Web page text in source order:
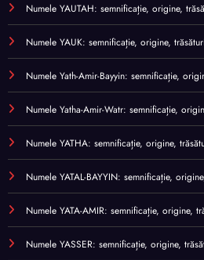
Numele YAUTAH: semnificație, origine,
Numele YAUK: semnificație, origine,
Numele Yath-Amir-Bayyin: semnificație,
Numele Yatha-Amir-Watr: semnificație,
Numele YATHA: semnificație, origine,
Numele YATAL-BAYYIN: semnificație,
Numele YATA-AMIR: semnificație, origine,
Numele YASSER: semnificație, origine,